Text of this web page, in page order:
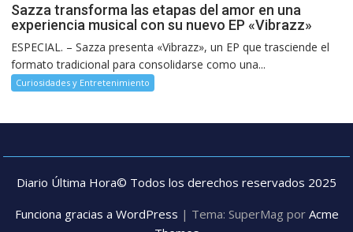
Sazza transforma las etapas del amor en una
experiencia musical con su nuevo EP «Vibrazz»
ESPECIAL. – Sazza presenta «Vibrazz», un EP que trasciende el
formato tradicional para consolidarse como una...
Curiosidades y Entretenimiento
Diario Última Hora© Todos los derechos reservados 2025
Funciona gracias a WordPress | Tema: SuperMag por Acme